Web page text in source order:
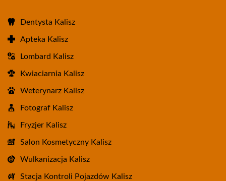
Dentysta Kalisz
Apteka Kalisz
Lombard Kalisz
Kwiaciarnia Kalisz
Weterynarz Kalisz
Fotograf Kalisz
Fryzjer Kalisz
Salon Kosmetyczny Kalisz
Wulkanizacja Kalisz
Stacja Kontroli Pojazdów Kalisz